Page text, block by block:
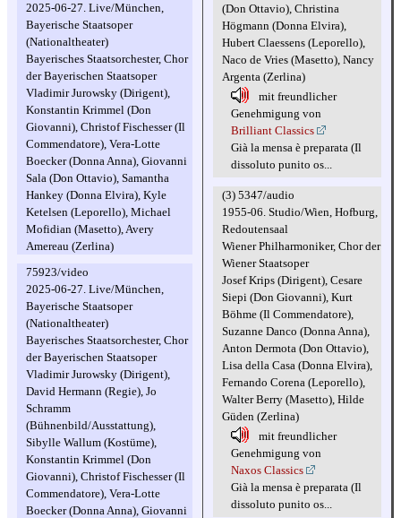
2025-06-27. Live/München,
Bayerische Staatsoper
(Nationaltheater)
Bayerisches Staatsorchester, Chor
der Bayerischen Staatsoper
Vladimir Jurowsky (Dirigent),
Konstantin Krimmel (Don
Giovanni), Christof Fischesser (Il
Commendatore), Vera-Lotte
Boecker (Donna Anna), Giovanni
Sala (Don Ottavio), Samantha
Hankey (Donna Elvira), Kyle
Ketelsen (Leporello), Michael
Mofidian (Masetto), Avery
Amereau (Zerlina)
75923/video
2025-06-27. Live/München,
Bayerische Staatsoper
(Nationaltheater)
Bayerisches Staatsorchester, Chor
der Bayerischen Staatsoper
Vladimir Jurowsky (Dirigent),
David Hermann (Regie), Jo
Schramm
(Bühnenbild/Ausstattung),
Sibylle Wallum (Kostüme),
Konstantin Krimmel (Don
Giovanni), Christof Fischesser (Il
Commendatore), Vera-Lotte
Boecker (Donna Anna), Giovanni
(Don Ottavio), Christina
Högmann (Donna Elvira),
Hubert Claessens (Leporello),
Naco de Vries (Masetto), Nancy
Argenta (Zerlina)
mit freundlicher
Genehmigung von
Brilliant Classics
Già la mensa è preparata (Il
dissoluto punito os...
(3) 5347/audio
1955-06. Studio/Wien, Hofburg,
Redoutensaal
Wiener Philharmoniker, Chor der
Wiener Staatsoper
Josef Krips (Dirigent), Cesare
Siepi (Don Giovanni), Kurt
Böhme (Il Commendatore),
Suzanne Danco (Donna Anna),
Anton Dermota (Don Ottavio),
Lisa della Casa (Donna Elvira),
Fernando Corena (Leporello),
Walter Berry (Masetto), Hilde
Güden (Zerlina)
mit freundlicher
Genehmigung von
Naxos Classics
Già la mensa è preparata (Il
dissoluto punito os...